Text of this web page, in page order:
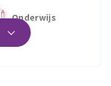
Onderwijs
Wonen